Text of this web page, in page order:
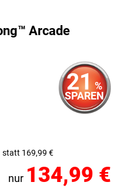
Arcade
21 %
SPAREN
statt 169,99 €
nur 134,99 €